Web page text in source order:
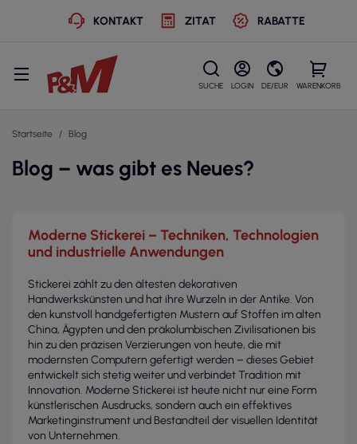
KONTAKT ZITAT RABATTE
SUCHE LOGIN DE/EUR WARENKORB
Startseite Blog
Blog – was gibt es Neues?
Moderne Stickerei – Techniken, Technologien
und industrielle Anwendungen
Stickerei zählt zu den ältesten dekorativen
Handwerkskünsten und hat ihre Wurzeln in der Antike. Von
den kunstvoll handgefertigten Mustern auf Stoffen im alten
China, Ägypten und den präkolumbischen Zivilisationen bis
hin zu den präzisen Verzierungen von heute, die mit
modernsten Computern gefertigt werden – dieses Gebiet
entwickelt sich stetig weiter und verbindet Tradition mit
Innovation. Moderne Stickerei ist heute nicht nur eine Form
künstlerischen Ausdrucks, sondern auch ein effektives
Marketinginstrument und Bestandteil der visuellen Identität
von Unternehmen.